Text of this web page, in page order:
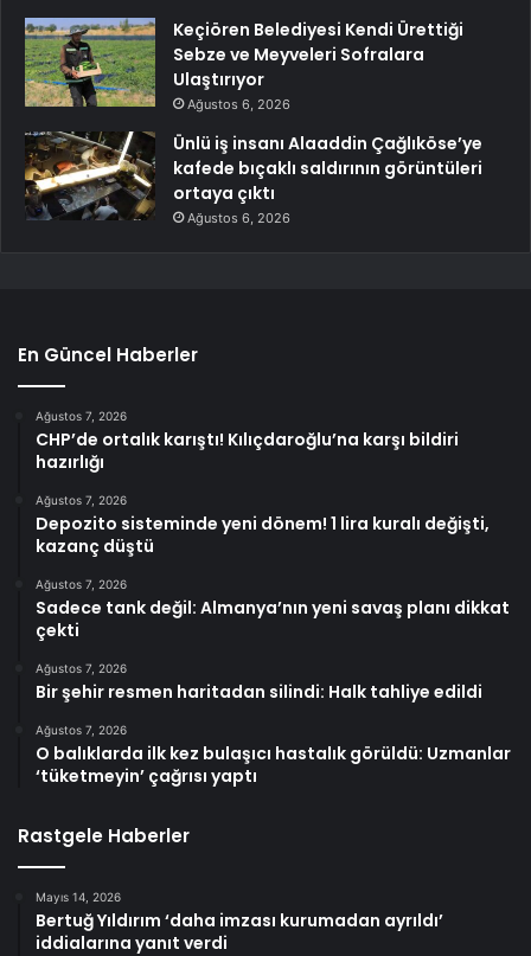
Keçiören Belediyesi Kendi Ürettiği
Sebze ve Meyveleri Sofralara
Ulaştırıyor
Ağustos 6, 2026
Ünlü iş insanı Alaaddin Çağlıköse’ye
kafede bıçaklı saldırının görüntüleri
ortaya çıktı
Ağustos 6, 2026
En Güncel Haberler
Ağustos 7, 2026
CHP’de ortalık karıştı! Kılıçdaroğlu’na karşı bildiri
hazırlığı
Ağustos 7, 2026
Depozito sisteminde yeni dönem! 1 lira kuralı değişti,
kazanç düştü
Ağustos 7, 2026
Sadece tank değil: Almanya’nın yeni savaş planı dikkat
çekti
Ağustos 7, 2026
Bir şehir resmen haritadan silindi: Halk tahliye edildi
Ağustos 7, 2026
O balıklarda ilk kez bulaşıcı hastalık görüldü: Uzmanlar
‘tüketmeyin’ çağrısı yaptı
Rastgele Haberler
Mayıs 14, 2026
Bertuğ Yıldırım ‘daha imzası kurumadan ayrıldı’
iddialarına yanıt verdi